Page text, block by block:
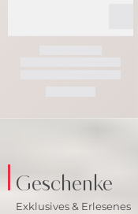
Geschenke
Exklusives & Erlesenes